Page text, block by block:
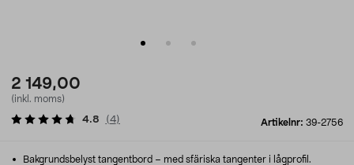
2 149,00
(inkl. moms)
Artikelnr: 39-2756
4.8 (4)
Bakgrundsbelyst tangentbord – med sfäriska tangenter i lågprofil.